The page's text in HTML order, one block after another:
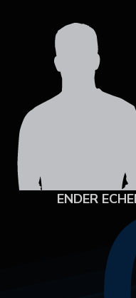
ENDER